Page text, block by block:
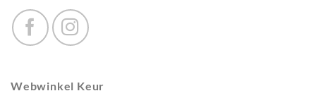
Webwinkel Keur